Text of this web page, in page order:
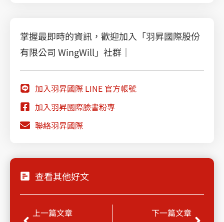
掌握最即時的資訊，歡迎加入「羽昇國際股份
有限公司 WingWill」社群｜
加入羽昇國際 LINE 官方帳號
加入羽昇國際臉書粉專
聯絡羽昇國際
查看其他好文
Prev
上一篇文章
下一篇文章Next